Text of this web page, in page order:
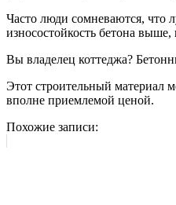
Часто люди сомневаются, что
износостойкость бетона
Вы владелец коттеджа?
Этот строительный материал
вполне приемлемой ценой.
Похожие записи: